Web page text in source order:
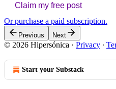
Claim my free post
Or purchase a paid subscription.
Previous Next
© 2026 Hipersónica · Privacy ∙
Start your Substack